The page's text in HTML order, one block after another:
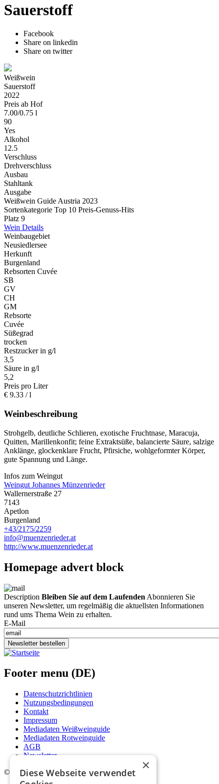
Sauerstoff
Facebook
Share on linkedin
Share on twitter
Weißwein
Sauerstoff
2022
Preis ab Hof
7.00/0.75 l
90
Yes
Alkohol
12.5
Verschluss
Drehverschluss
Ausbau
Stahltank
Ausgabe
Weißwein Guide Austria 2023
Sortenkategorie Top 10 Preis-Genuss-Hits
Platz 9
Wein Details
Weinbaugebiet
Neusiedlersee
Herkunft
Burgenland
Rebsorten Cuvée
SB
GV
CH
GM
Rebsorte
Cuvée
Süßegrad
trocken
Restzucker in g/l
3,5
Säure in g/l
5,2
Preis pro Liter
€ 9.33 / l
Weinbeschreibung
Strohgelb, deutliche Schlieren, exotische Fruchtnase, Maracuja,
Quitten, Marillenkonfit; feine Extraktsüße, balancierte Säure, salzige
Anklänge, glockenklare Frucht, Pfirsiche, wohlgeformter Körper,
gute Spannung und Länge.
Infos zum Weingut
Weingut Johannes Münzenrieder
Wallernerstraße 27
7143
Apetlon
Burgenland
+43/2175/2259
info@muenzenrieder.at
http://www.muenzenrieder.at
Homepage advert block
Description Bleiben Sie auf dem Laufenden Abonnieren Sie
unseren Newsletter, um regelmäßig die aktuellsten Informationen
rund ums Thema Wein zu erhalten.
E-Mail
Newsletter bestellen
Footer menu (DE)
Datenschutzrichtlinien
Nutzungsbedingungen
Kontakt
Impressum
Mediadaten Weißweinguide
Mediadaten Rotweinguide
AGB
Newsletter
© 2026. Alle Rechte vorbehalten. ×
Diese Webseite verwendet